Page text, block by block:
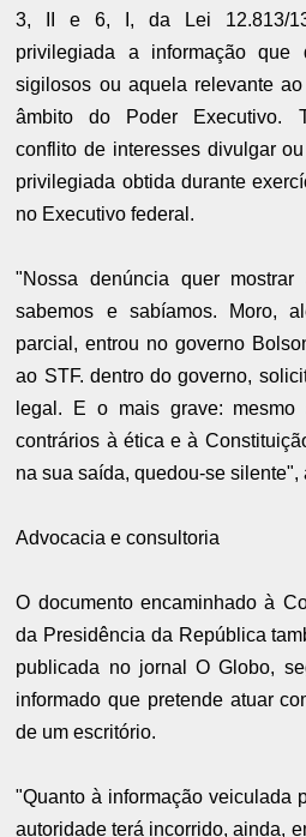
3, II e 6, I, da Lei 12.813/
privilegiada a informação que
sigilosos ou aquela relevante
âmbito do Poder Executivo.
conflito de interesses divulgar
privilegiada obtida durante
no Executivo federal.
"Nossa denúncia quer
sabemos e sabíamos. Moro,
parcial, entrou no governo
ao STF. dentro do governo,
legal. E o mais grave:
contrários à ética e à
na sua saída, quedou-se silente",
Advocacia e consultoria
O documento encaminhado à
da Presidência da República
publicada no jornal O Globo,
informado que pretende atuar
de um escritório.
"Quanto à informação veiculada
autoridade terá incorrido, ainda,